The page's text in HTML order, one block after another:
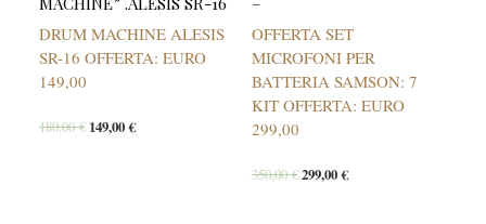
DRUM MACHINE ALESIS
SR-16 OFFERTA: EURO
149,00
180,00€ 149,00€
OFFERTA SET
MICROFONI PER
BATTERIA SAMSON: 7
KIT OFFERTA: EURO
299,00
350,00€299,00€